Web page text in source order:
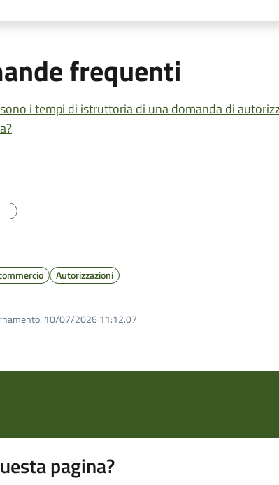
frequenti
i tempi di istruttoria di una domanda di
Autorizzazioni
10/07/2026 11:12.07
pagina?